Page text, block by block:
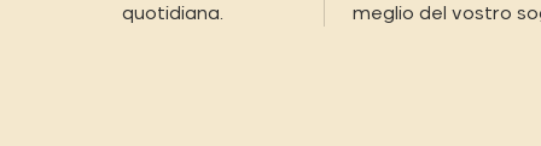
quotidiana.
meglio del vostro